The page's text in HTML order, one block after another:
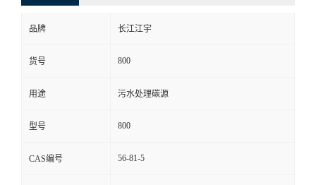
品牌 长江江宇
货号 800
用途 污水处理碳源
型号 800
CAS编号 56-81-5